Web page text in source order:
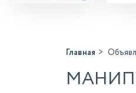
Главная